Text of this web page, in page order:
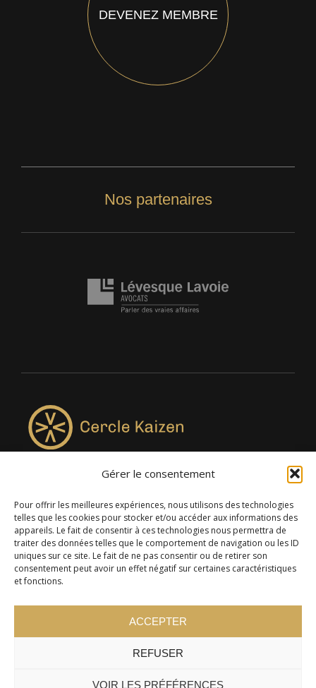
Gérer le consentement
Pour offrir les meilleures expériences, nous utilisons des technologies
telles que les cookies pour stocker et/ou accéder aux informations des
appareils. Le fait de consentir à ces technologies nous permettra de
traiter des données telles que le comportement de navigation ou les ID
uniques sur ce site. Le fait de ne pas consentir ou de retirer son
consentement peut avoir un effet négatif sur certaines caractéristiques
et fonctions.
ACCEPTER
REFUSER
VOIR LES PRÉFÉRENCES
DEVENEZ MEMBRE
Nos partenaires
4957, rue Lionel-Groulx, bureau 819, Saint-Augustin-de-
Desmaures QC G3A 0M7
© 2024 Cercle Kaizen. Tous droits réservés -